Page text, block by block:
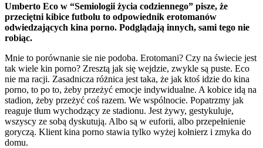
Umberto Eco w “Semiologii życia codziennego” pisze, że
przeciętni kibice futbolu to odpowiednik erotomanów
odwiedzających kina porno. Podglądają innych, sami tego nie
robiąc.
Mnie to porównanie sie nie podoba. Erotomani? Czy na świecie jest
tak wiele kin porno? Zresztą jak się wejdzie, zwykle są puste. Eco
nie ma racji. Zasadnicza różnica jest taka, że jak ktoś idzie do kina
porno, to po to, żeby przeżyć emocje indywidualne. A kobice idą na
stadion, żeby przeżyć coś razem. We wspólnocie. Popatrzmy jak
reaguje tłum wychodzący ze stadionu. Jest żywy, gestykuluje,
wszyscy ze sobą dyskutują. Albo są w euforii, albo przepełnienie
goryczą. Klient kina porno stawia tylko wyżej kołnierz i zmyka do
domu.